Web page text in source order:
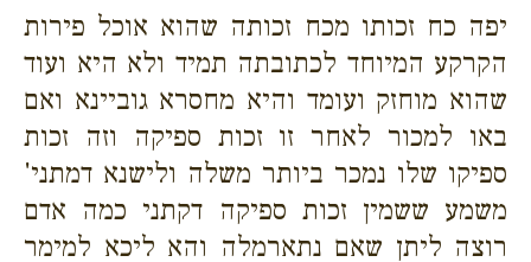
יפה כח זכותו מכח זכותה שהוא אוכל פירות
הקרקע המיוחד לכתובתה תמיד ולא היא ועוד
שהוא מוחזק ועומד והיא מחסרא גוביינא ואם
באו למכור לאחר זו זכות ספיקה וזה זכות
ספיקו שלו נמכר ביותר משלה ולישנא דמתני'
משמע ששמין זכות ספיקה דקתני כמה אדם
רוצה ליתן שאם נתארמלה והא ליכא למימר